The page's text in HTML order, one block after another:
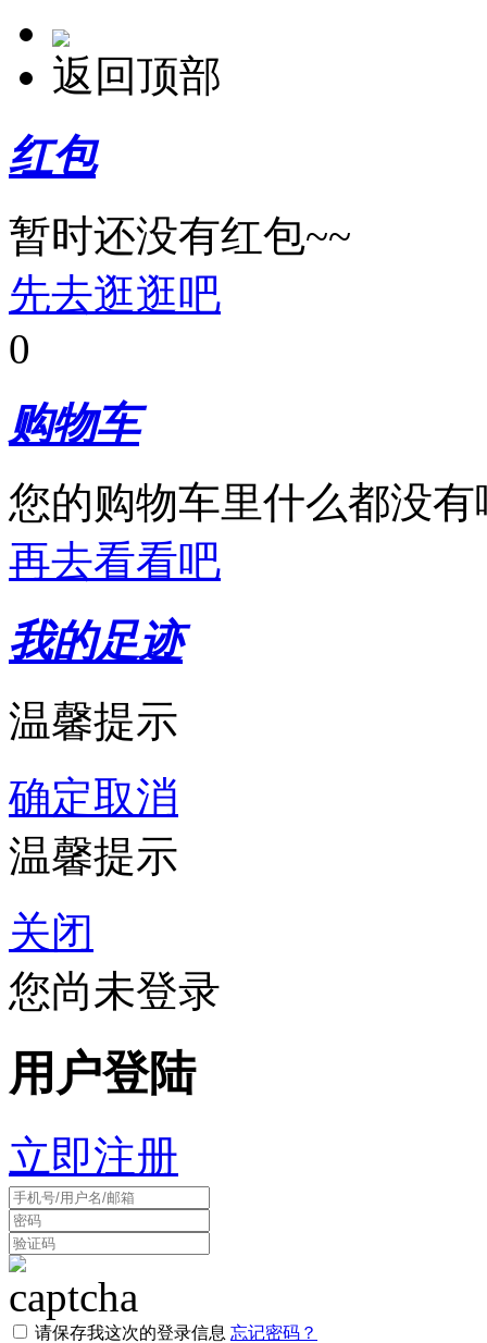
返回顶部
红包
暂时还没有红包~~
先去逛逛吧
0
购物车
您的购物车里什么都没有
再去看看吧
我的足迹
温馨提示
确定取消
温馨提示
关闭
您尚未登录
用户登陆
立即注册
请保存我这次的登录信息 忘记密码？